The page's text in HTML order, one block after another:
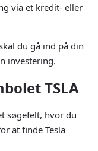
via et kredit- eller
du gå ind på din
investering.
TSLA
søgefelt, hvor du
at finde Tesla